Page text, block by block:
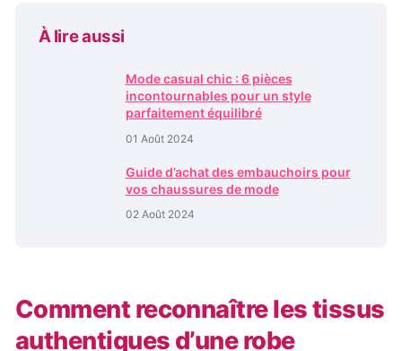
À lire aussi
Mode casual chic : 6 pièces
incontournables pour un style
parfaitement équilibré
01 Août 2024
Guide d’achat des embauchoirs pour
vos chaussures de mode
02 Août 2024
Comment reconnaître les tissus
authentiques d’une robe